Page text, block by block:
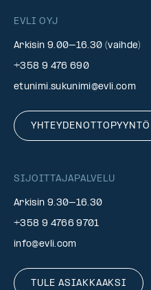
EVLI OYJ
Arkisin 9.00–16.30 (vaihde)
+358 9 476 690
etunimi.sukunimi@evli.com
YHTEYDENOTTOPYYNTÖ
SIJOITTAJAPALVELU
Arkisin 9.30–16.30
+358 9 4766 9701
info@evli.com
TULE ASIAKKAAKSI